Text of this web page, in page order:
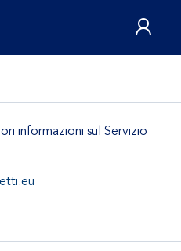
informazioni sul Servizio